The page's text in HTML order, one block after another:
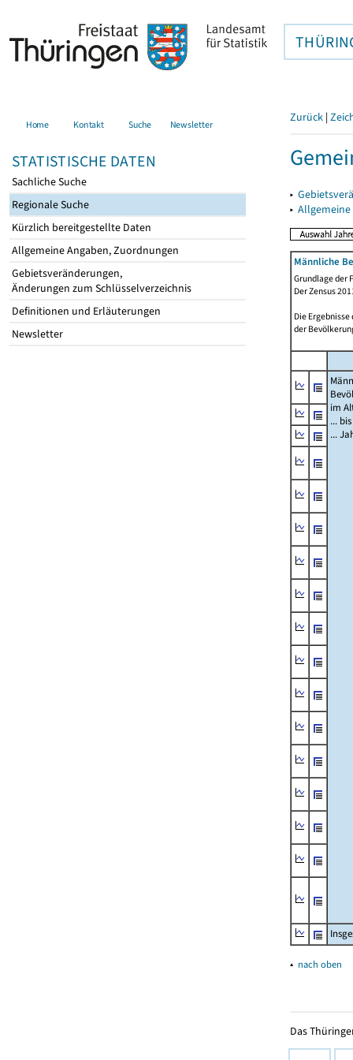
Home Kontakt Suche Newsletter
STATISTISCHE DATEN
Sachliche Suche
Regionale Suche
Kürzlich bereitgestellte Daten
Allgemeine Angaben, Zuordnungen
Gebietsveränderungen,
Änderungen zum Schlüsselverzeichnis
Definitionen und Erläuterungen
Newsletter
Zurück |
▸
▸
Männliche
Grundlage der
Der Zensus
Die
der
im
...
...
▴ nach oben
Das